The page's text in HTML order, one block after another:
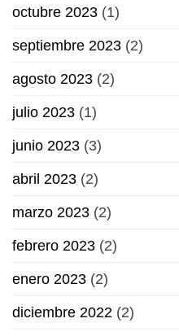
octubre 2023 (1)
septiembre 2023 (2)
agosto 2023 (2)
julio 2023 (1)
junio 2023 (3)
abril 2023 (2)
marzo 2023 (2)
febrero 2023 (2)
enero 2023 (2)
diciembre 2022 (2)